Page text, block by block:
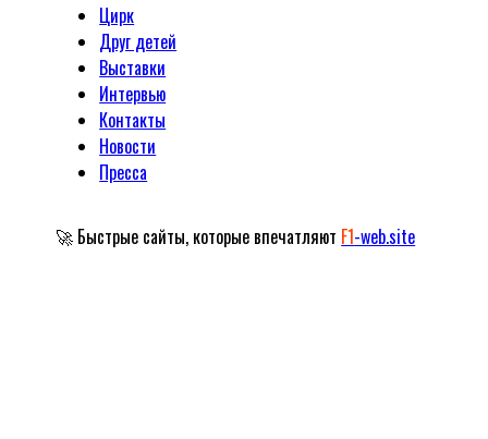
Цирк
Друг детей
Выставки
Интервью
Контакты
Новости
Пресса
🚀 Быстрые сайты, которые впечатляют F1-web.site